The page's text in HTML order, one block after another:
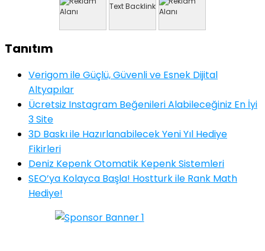
Text Backlink
Tanıtım
Verigom ile Güçlü, Güvenli ve Esnek Dijital
Altyapılar
Ücretsiz Instagram Beğenileri Alabileceğiniz En İyi
3 Site
3D Baskı ile Hazırlanabilecek Yeni Yıl Hediye
Fikirleri
Deniz Kepenk Otomatik Kepenk Sistemleri
SEO’ya Kolayca Başla! Hostturk ile Rank Math
Hediye!